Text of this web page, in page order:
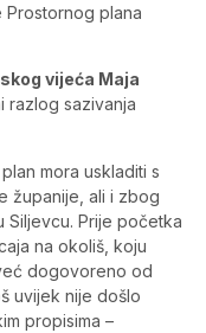
plana
vijeća Maja
razlog sazivanja
mora uskladiti s
županije, ali i zbog
Siljevcu. Prije početka
na okoliš, koju
dogovoreno od
uvijek nije došlo
propisima –